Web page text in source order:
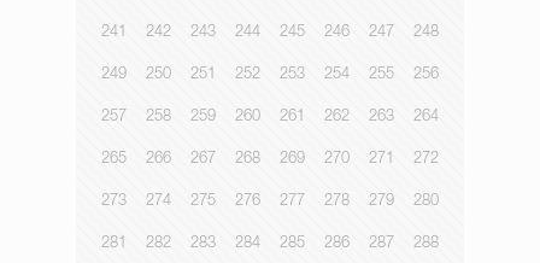
241 242 243 244 245 246 247 248
249 250 251 252 253 254 255 256
257 258 259 260 261 262 263 264
265 266 267 268 269 270 271 272
273 274 275 276 277 278 279 280
281 282 283 284 285 286 287 288